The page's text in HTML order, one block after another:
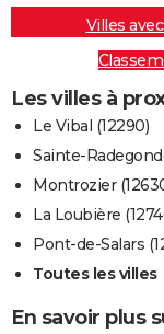
Villes
Les villes à
Le Vibal (12290)
Sainte-
Montrozier
La Loubière
Pont-de-Salars
Toutes les villes
En savoir plus